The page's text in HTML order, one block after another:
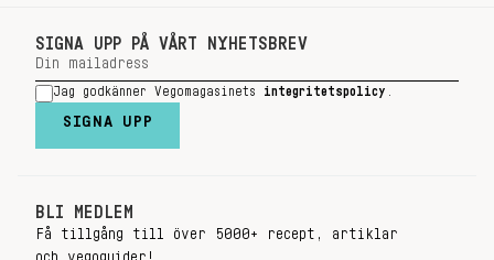
SIGNA UPP PÅ VÅRT NYHETSBREV
Jag godkänner Vegomagasinets integritetspolicy
SIGNA UPP
BLI MEDLEM
Få tillgång till över 5000+ recept, artiklar